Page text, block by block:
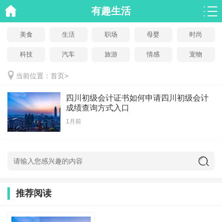
有趣生活
美食 生活 职场 母婴 时尚
科技 汽车 旅游 情感 宠物
当前位置： 首页>
四川初级会计证书如何申请四川初级会计
成绩查询方式入口
1月前
推荐阅读